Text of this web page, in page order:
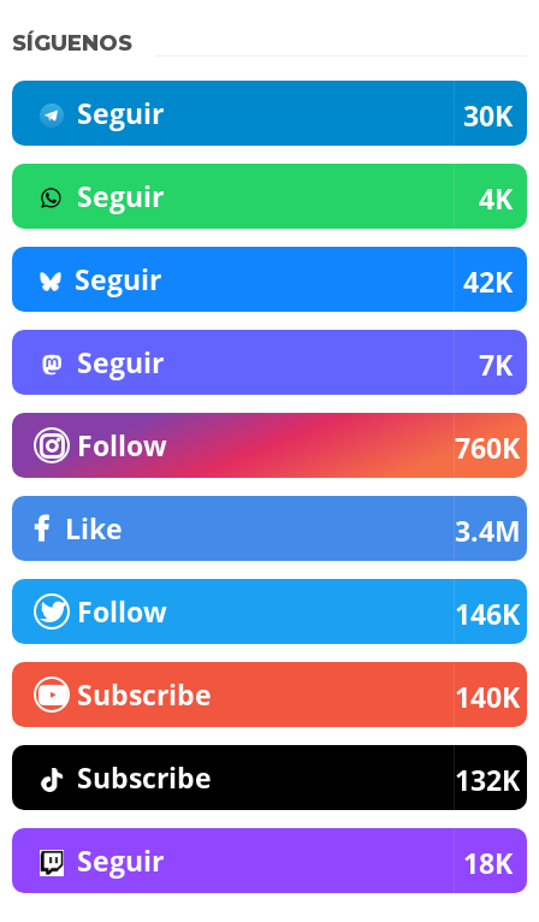
SÍGUENOS
Seguir 30K
Seguir 4K
Seguir 42K
Seguir 7K
Follow 760K
Like 3.4M
Follow 146K
Subscribe 140K
Subscribe 132K
Seguir 18K